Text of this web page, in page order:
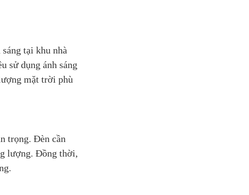
tại khu nhà
sử dụng ánh sáng
mặt trời phù
trọng. Đèn cần
lượng. Đồng thời,